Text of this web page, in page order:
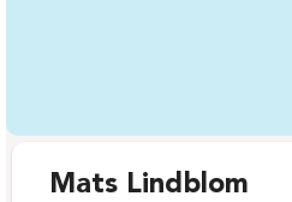
Mats Lindblom